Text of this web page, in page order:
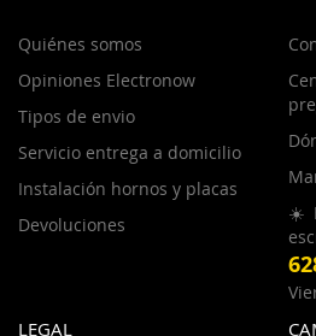
Quiénes somos
Opiniones Electronow
Tipos de envio
Servicio entrega a domicilio
Instalación hornos y placas
Devoluciones
☀️
LEGAL